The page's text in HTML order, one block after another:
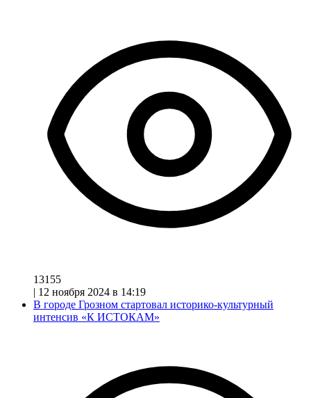
13155
| 12 ноября 2024 в 14:19
В городе Грозном стартовал историко-культурный
интенсив «К ИСТОКАМ»